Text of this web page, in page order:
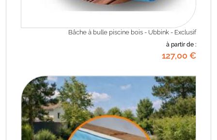
Bâche à bulle piscine bois - Ubbink - Exclusif
à partir de :
127,00 €